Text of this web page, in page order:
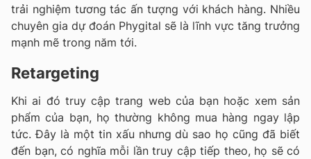
trải nghiệm tương tác ấn tượng với khách hàng. Nhiều
chuyên gia dự đoán Phygital sẽ là lĩnh vực tăng trưởng
mạnh mẽ trong năm tới.
Retargeting
Khi ai đó truy cập trang web của bạn hoặc xem sản
phẩm của bạn, họ thường không mua hàng ngay lập
tức. Đây là một tin xấu nhưng dù sao họ cũng đã biết
đến bạn, có nghĩa mỗi lần truy cập tiếp theo, họ sẽ có